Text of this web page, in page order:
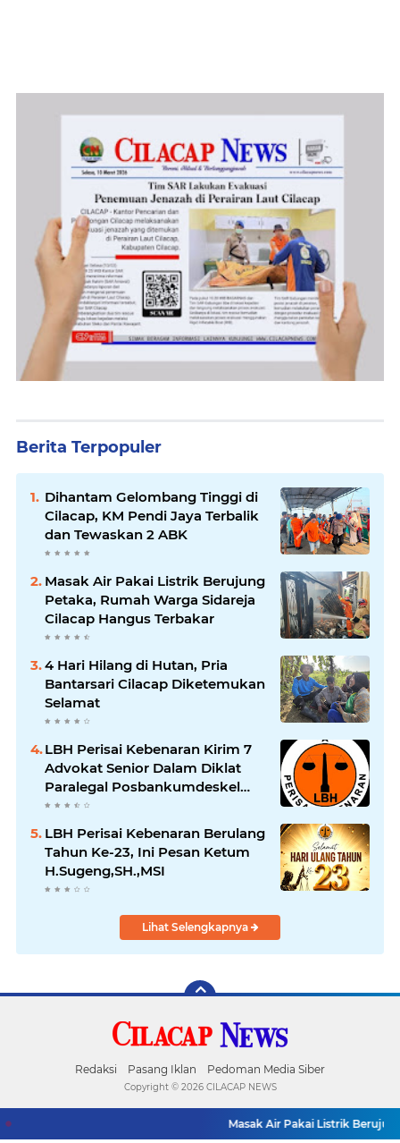
Berita Terpopuler
Dihantam Gelombang Tinggi di
Cilacap, KM Pendi Jaya Terbalik
dan Tewaskan 2 ABK
Masak Air Pakai Listrik Berujung
Petaka, Rumah Warga Sidareja
Cilacap Hangus Terbakar
4 Hari Hilang di Hutan, Pria
Bantarsari Cilacap Diketemukan
Selamat
LBH Perisai Kebenaran Kirim 7
Advokat Senior Dalam Diklat
Paralegal Posbankumdeskel
Angkatan IX
LBH Perisai Kebenaran Berulang
Tahun Ke-23, Ini Pesan Ketum
H.Sugeng,SH.,MSI
Lihat Selengkapnya
Redaksi Pasang Iklan Pedoman Media Siber
Masak Air Pakai Listrik Berujung
Copyright © 2026 CILACAP NEWS